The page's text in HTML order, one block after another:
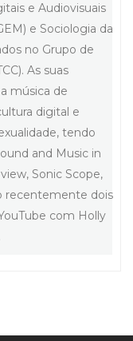
e Audiovisuais
e Sociologia da
no Grupo de
As suas
música de
digital e
tendo
and Music in
Sonic Scope,
recentemente dois
com Holly